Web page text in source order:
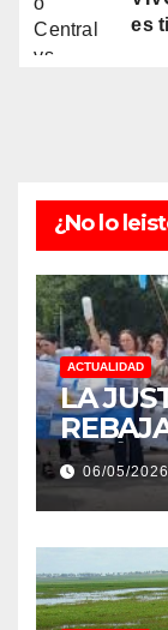
es
¿No lo
ACTUALIDAD
LA
06/05/2026